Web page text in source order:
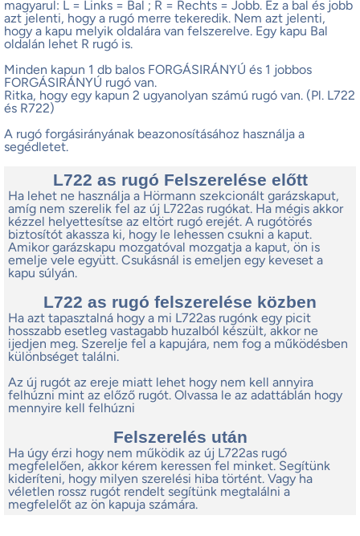
magyarul: L = Links = Bal ; R = Rechts = Jobb. Ez a bal és jobb
azt jelenti, hogy a rugó merre tekeredik. Nem azt jelenti,
hogy a kapu melyik oldalára van felszerelve. Egy kapu Bal
oldalán lehet R rugó is.
Minden kapun 1 db balos FORGÁSIRÁNYÚ és 1 jobbos
FORGÁSIRÁNYÚ rugó van.
Ritka, hogy egy kapun 2 ugyanolyan számú rugó van. (Pl. L722
és R722)
A rugó forgásirányának beazonosításához használja a
segédletet.
L722 as rugó Felszerelése előtt
Ha lehet ne használja a Hörmann szekcionált garázskaput,
amíg nem szerelik fel az új L722as rugókat. Ha mégis akkor
kézzel helyettesítse az eltört rugó erejét. A rugótörés
biztosítót akassza ki, hogy le lehessen csukni a kaput.
Amikor garázskapu mozgatóval mozgatja a kaput, ön is
emelje vele együtt. Csukásnál is emeljen egy keveset a
kapu súlyán.
L722 as rugó felszerelése közben
Ha azt tapasztalná hogy a mi L722as rugónk egy picit
hosszabb esetleg vastagabb huzalból készült, akkor ne
ijedjen meg. Szerelje fel a kapujára, nem fog a működésben
különbséget találni.
Az új rugót az ereje miatt lehet hogy nem kell annyira
felhúzni mint az előző rugót. Olvassa le az adattáblán hogy
mennyire kell felhúzni
Felszerelés után
Ha úgy érzi hogy nem működik az új L722as rugó
megfelelően, akkor kérem keressen fel minket. Segítünk
kideríteni, hogy milyen szerelési hiba történt. Vagy ha
véletlen rossz rugót rendelt segítünk megtalálni a
megfelelőt az ön kapuja számára.